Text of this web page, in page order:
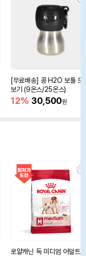
[무료배송] 콩 H2O 보틀 모아
보기 (9온스/25온스)
12% 30,500원
로얄캐닌 독 미디엄 어덜트 10